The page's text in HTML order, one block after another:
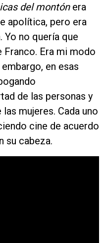
del montón era
apolítica, pero era
no quería que
Franco. Era mi modo
en esas
de las personas y
mujeres. Cada uno
cine de acuerdo
su cabeza.